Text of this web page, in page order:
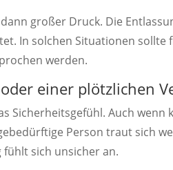
großer Druck. Die
In solchen Situationen sollte
werden.
einer plötzlichen
Sicherheitsgefühl. Auch
Person traut sich
sich unsicher an.